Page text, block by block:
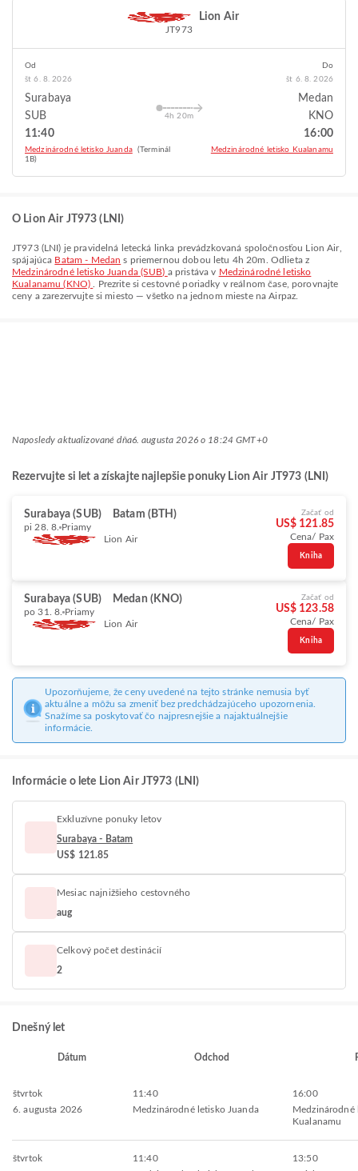
Lion Air
JT973
Od
št 6. 8. 2026
Surabaya
SUB
11:40
Medzinárodné letisko Juanda
(Terminál
1B)
4h 20m
Do
št 6. 8. 2026
Medan
KNO
16:00
Medzinárodné letisko Kualanamu
O Lion Air JT973 (LNI)
JT973(LNI) je pravidelná letecká linka prevádzkovaná spoločnosťou Lion Air,
spájajúca Batam - Medan s priemernou dobou letu 4h 20m
. Odlieta z
Medzinárodné letisko Juanda (SUB) a pristáva v Medzinárodné letisko
Kualanamu (KNO)
. Prezrite si cestovné poriadky v reálnom čase, porovnajte
ceny a zarezervujte si miesto — všetko na jednom mieste na Airpaz.
Naposledy aktualizované dňa6. augusta 2026 o 18:24 GMT+0
Rezervujte si let a získajte najlepšie ponuky Lion Air JT973 (LNI)
Surabaya (SUB) Batam (BTH)
pi 28. 8. Priamy
Lion Air
Začať od
US$ 121.85
Cena/ Pax
Kniha
Surabaya (SUB) Medan (KNO)
po 31. 8. Priamy
Lion Air
Začať od
US$ 123.58
Cena/ Pax
Kniha
Upozorňujeme, že ceny uvedené na tejto stránke nemusia byť
aktuálne a môžu sa zmeniť bez predchádzajúceho upozornenia.
Snažíme sa poskytovať čo najpresnejšie a najaktuálnejšie
informácie.
Informácie o lete Lion Air JT973 (LNI)
Exkluzívne ponuky letov
Surabaya - Batam
US$ 121.85
Mesiac najnižšieho cestovného
aug
Celkový počet destinácií
2
Dnešný let
Dátum Odchod
štvrtok
6. augusta 2026
11:40
Medzinárodné letisko Juanda
16:00
Medzinárodné
Kualanamu
štvrtok
11:40
13:50